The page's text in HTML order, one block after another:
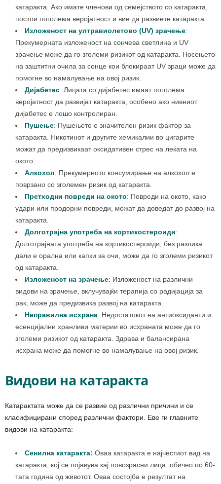
катаракта. Ако имате членови од семејството со катаракта,
постои поголема веројатност и вие да развиете катаракта.
Изложеност на ултравиолетово (UV) зрачење:
Прекумерната изложеност на сончева светлина и UV
зрачење може да го зголеми ризикот од катаракта. Носењето
на заштитни очила за сонце кои блокираат UV зраци може да
помогне во намалување на овој ризик.
Дијабетес: Лицата со дијабетес имаат поголема
веројатност да развијат катаракта, особено ако нивниот
дијабетес е лошо контролиран.
Пушење: Пушењето е значителен ризик фактор за
катаракта. Никотинот и другите хемикалии во цигарите
можат да предизвикаат оксидативен стрес на леќата на
окото.
Алкохол: Прекумерното консумирање на алкохол е
поврзано со зголемен ризик од катаракта.
Претходни повреди на окото: Повреди на окото, како
удари или продорни повреди, можат да доведат до развој на
катаракта.
Долготрајна употреба на кортикостероиди:
Долготрајната употреба на кортикостероиди, без разлика
дали е орална или капки за очи, може да го зголеми ризикот
од катаракта.
Изложеност на зрачење: Изложеност на различни
видови на зрачење, вклучувајќи терапија со радијација за
рак, може да предизвика развој на катаракта.
Неправилна исхрана: Недостатокот на антиоксиданти и
есенцијални хранливи материи во исхраната може да го
зголеми ризикот од катаракта. Здрава и балансирана
исхрана може да помогне во намалување на овој ризик.
Видови на катаракта
Катарактата може да се развие од различни причини и се
класифицирани според различни фактори. Еве ги главните
видови на катаракта:
Сенилна катаракта: Оваа катаракта е најчестиот вид на
катаракта, кој се појавува кај повозрасни лица, обично по 60-
тата година од животот. Оваа состојба е резултат на